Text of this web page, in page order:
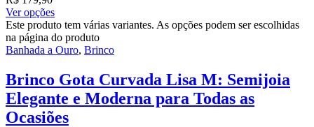
Ver opções
Este produto tem várias variantes. As opções podem ser escolhidas
na página do produto
Banhada a Ouro, Brinco
Brinco Gota Curvada Lisa M: Semijoia
Elegante e Moderna para Todas as
Ocasiões